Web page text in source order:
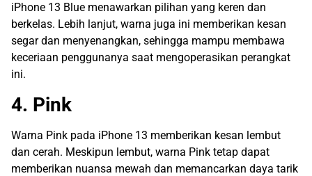
iPhone 13 Blue menawarkan pilihan yang keren dan
berkelas. Lebih lanjut, warna juga ini memberikan kesan
segar dan menyenangkan, sehingga mampu membawa
keceriaan penggunanya saat mengoperasikan perangkat
ini.
4. Pink
Warna Pink pada iPhone 13 memberikan kesan lembut
dan cerah. Meskipun lembut, warna Pink tetap dapat
memberikan nuansa mewah dan memancarkan daya tarik